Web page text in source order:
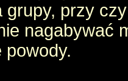
grupy, przy
nagabywać
powody.